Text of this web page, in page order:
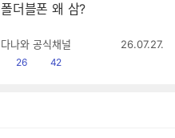
폴더블폰 왜 삼?
다나와 공식채널
작
26.07.27.
공감
26 댓글수
42